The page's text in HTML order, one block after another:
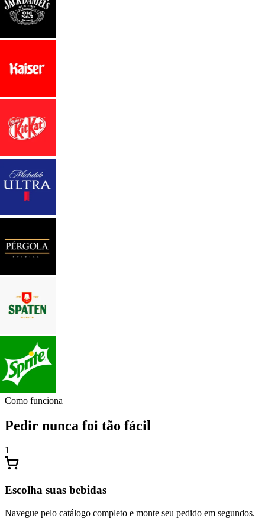
Como funciona
Pedir nunca foi tão fácil
1
Escolha suas bebidas
Navegue pelo catálogo completo e monte seu pedido em segundos.